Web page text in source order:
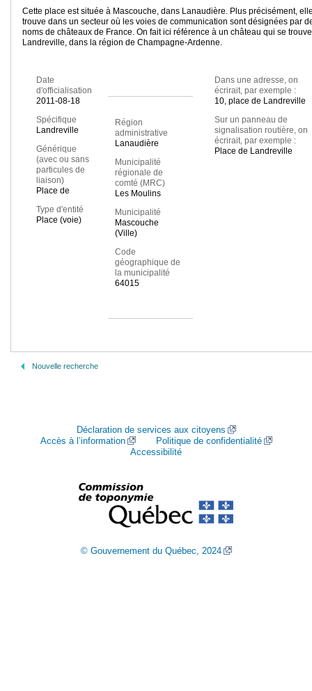
Cette place est située à Mascouche, dans Lanaudière. Plus précisément,
trouve dans un secteur où les voies de communication sont désignées par
noms de châteaux de France. On fait ici référence à un château qui se
Landreville, dans la région de Champagne-Ardenne.
Date
d'officialisation
2011-08-18
Spécifique
Landreville
Générique
(avec ou sans
particules de
liaison)
Place de
Type d'entité
Place (voie)
Région
administrative
Lanaudière
Municipalité
régionale de
comté (MRC)
Les Moulins
Municipalité
Mascouche
(Ville)
Code
géographique de
la municipalité
64015
Dans une adresse, on
écrirait, par exemple :
10, place de Landreville
Sur un panneau de
signalisation routière, on
écrirait, par exemple :
Place de Landreville
Nouvelle recherche
Déclaration de services aux citoyens
Accès à l’information
Politique de confidentialité
Accessibilité
© Gouvernement du Québec, 2024